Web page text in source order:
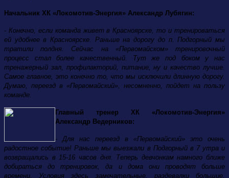
Начальник ХК «Локомотив-Энергия» Александр Лубягин:
- Конечно, если команда живет в Красноярске, то и тренироваться
ей удобнее в Красноярске. Раньше на дорогу до п. Подгорный мы
тратили полдня. Сейчас на «Первомайском» тренировочный
процесс стал более качественный. Тут же под боком у нас
тренажерный зал, профилакторий, питание, ну и качество лучше.
Самое главное, это конечно то, что мы исключили длинную дорогу.
Думаю, переезд в «Первомайский», несомненно, пойдет на пользу
команде.
Главный тренер ХК «Локомотив-Энергия»
Александр Ведерников:
- Для нас переезд в «Первомайский» это очень
радостное событие! Раньше мы выезжали в Подгорный в 7 утра и
возвращались в 15-16 часов дня. Теперь девчонкам намного ближе
добираться до тренировок, да и дома они проводят больше
времени. Условия здесь замечательные, раздевалки большие,